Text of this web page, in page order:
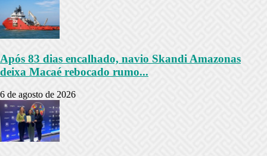
Após 83 dias encalhado, navio Skandi Amazonas
deixa Macaé rebocado rumo...
6 de agosto de 2026